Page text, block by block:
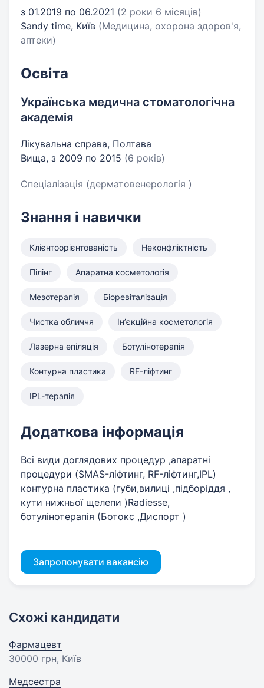
з 01.2019 по 06.2021 (2 роки 6 місяців)
Sandy time, Київ (Медицина, охорона здоров'я,
аптеки)
Освіта
Українська медична стоматологічна
академія
Лікувальна справа, Полтава
Вища, з 2009 по 2015 (6 років)
Спеціалізація (дерматовенерологія )
Знання і навички
Клієнтоорієнтованість Неконфліктність
Пілінг Апаратна косметологія
Мезотерапія Біоревіталізація
Чистка обличчя Інʼєкційна косметологія
Лазерна епіляція Ботулінотерапія
Контурна пластика RF-ліфтинг
IPL-терапія
Додаткова інформація
Всі види доглядових процедур ,апаратні
процедури (SMAS-ліфтинг, RF-ліфтинг,IPL)
контурна пластика (губи,вилиці ,підборіддя ,
кути нижньої щелепи )Radiesse,
ботулінотерапія (Ботокс ,Диспорт )
Запропонувати вакансію
Схожі кандидати
Фармацевт
30000 грн, Київ
Медсестра